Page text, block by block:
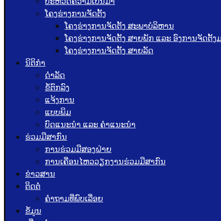
ໂຄງຮ່າງການຈັດຕັ້ງ
ໂຄງຮ່າງການຈັດຕັ້ງ ສະພາບໍລິຫານ
ໂຄງຮ່າງການຈັດຕັ້ງ ສາຍພັກ ແລະ ອົງການຈັດຕັ້
ໂຄງຮ່າງການຈັດຕັ້ງ ສາຍລັດ
ນິຕິກຳ
ດຳລັດ
ຂໍ້ຕົກລົງ
ແຈ້ງການ
ແບບພິມ
ບົດແນະນໍາ ແລະ ຄໍາແນະນໍາ
ຮ່ວມມືສາກົນ
ການຮ່ວມມືສອງຝ່າຍ
ການເຄື່ອນໄຫວວຽກງານຮ່ວມມືສາກົນ
ຂ່າວສານ
ຕິດຕໍ່
ຄຳຖາມທີ່ພົບເລື່ອຍ
ຂໍ້ມູນ